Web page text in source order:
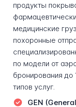
продукты
медицинские
похоронные
по модели от
бронирования до
типов услуг.
GEN